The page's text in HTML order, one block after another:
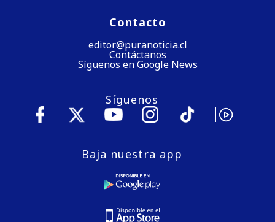
Contacto
editor@puranoticia.cl
Contáctanos
Síguenos en Google News
Síguenos
Baja nuestra app